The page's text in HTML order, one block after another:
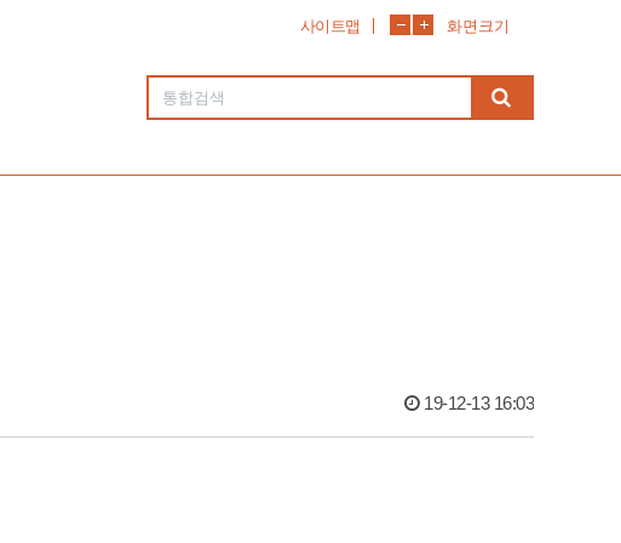
사이트맵 화면크기
19-12-13 16:03